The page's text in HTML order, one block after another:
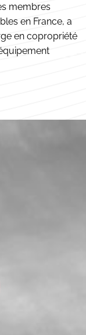
membres
en France, a
en copropriété